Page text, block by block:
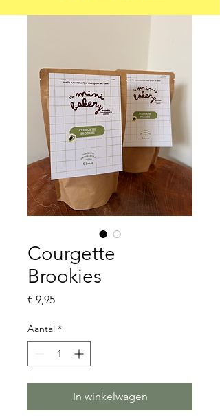
Courgette
Brookies
€ 9,95Prijs
Aantal *
In winkelwagen